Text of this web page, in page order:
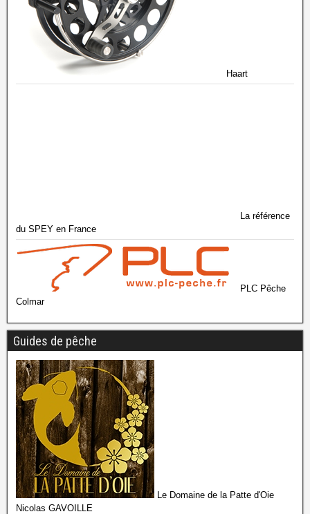
Haart
La référence
du SPEY en France
PLC Pêche
Colmar
Guides de pêche
Le Domaine de la Patte d'Oie
Nicolas GAVOILLE